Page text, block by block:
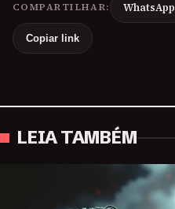
COMPARTILHAR: WhatsApp
Copiar link
LEIA TAMBÉM